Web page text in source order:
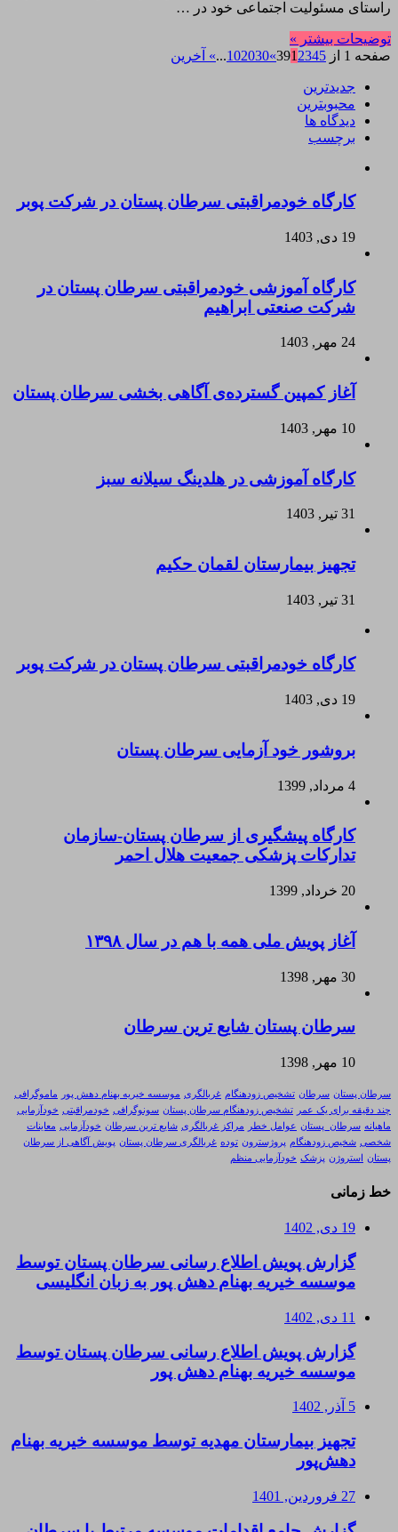
راستای مسئولیت اجتماعی خود در …
توضیحات بیشتر »
صفحه 1 از 39
1 2345
»
102030
...» آخرین
جدیدترین
محبوبترین
دیدگاه ها
برچسب
کارگاه خودمراقبتی سرطان پستان در شرکت پوبر
19 دی, 1403
کارگاه آموزشی خودمراقبتی سرطان پستان در
شرکت صنعتی ابراهیم
24 مهر, 1403
آغاز کمپین گسترده‌ی آگاهی بخشی سرطان پستان
10 مهر, 1403
کارگاه آموزشی در هلدینگ سیلانه سبز
31 تیر, 1403
تجهیز بیمارستان لقمان حکیم
31 تیر, 1403
کارگاه خودمراقبتی سرطان پستان در شرکت پوبر
19 دی, 1403
بروشور خود آزمایی سرطان پستان
4 مرداد, 1399
کارگاه پیشگیری از سرطان پستان-سازمان
تدارکات پزشکی جمعیت هلال احمر
20 خرداد, 1399
آغاز پویش ملی همه با هم در سال ۱۳۹۸
30 مهر, 1398
سرطان پستان شایع ترین سرطان
10 مهر, 1398
سرطان پستان سرطان تشخیص زودهنگام غربالگری موسسه خیریه بهنام دهش پور
ماموگرافی
چند دقیقه برای یک عمر
تشخیص زودهنگام سرطان پستان سونوگرافی خودمراقبتی خودآزمایی
ماهیانه سرطان_پستان عوامل خطر مراکز غربالگری شایع ترین سرطان خودآزمایی معاینات
شخصی شخیص زودهنگام پروژسترون توده غربالگری سرطان پستان پویش آگاهی از سرطان
پستان
استروژن پزشک خودآزمایی منظم
خط زمانی
19 دی, 1402
گزارش پویش اطلاع رسانی سرطان پستان توسط
موسسه خیریه بهنام دهش پور به زبان انگلیسی
11 دی, 1402
گزارش پویش اطلاع رسانی سرطان پستان توسط
موسسه خیریه بهنام دهش پور
5 آذر, 1402
تجهیز بیمارستان مهدیه توسط موسسه خیریه بهنام
دهش‌پور
27 فروردین, 1401